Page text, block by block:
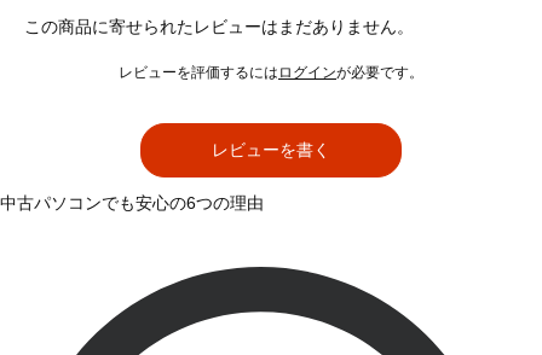
この商品に寄せられたレビューはまだありません。
レビューを評価するには ログインが必要です。
レビューを書く
中古パソコンでも安心の6つの理由